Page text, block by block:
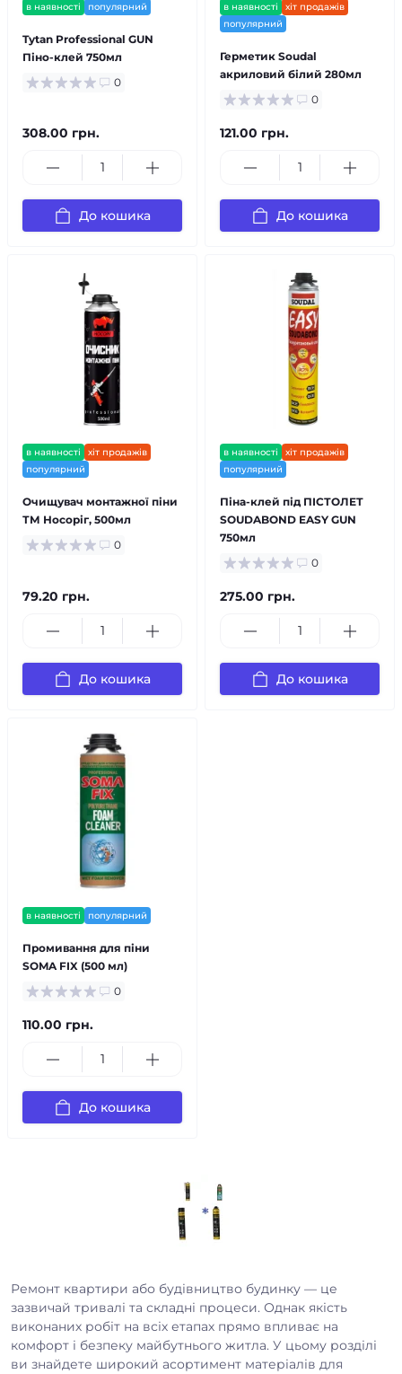
в наявності популярний
Tytan Professional GUN
Піно-клей 750мл
0
308.00 грн.
До кошика
в наявності
хіт продажів
популярний
Герметик Soudal
акриловий білий 280мл
0
121.00 грн.
До кошика
в наявності
хіт продажів
популярний
Очищувач монтажної піни
ТМ Носоріг, 500мл
0
79.20 грн.
До кошика
в наявності
хіт продажів
популярний
Піна-клей під ПІСТОЛЕТ
SOUDABOND EASY GUN
750мл
0
275.00 грн.
До кошика
в наявності популярний
Промивання для піни
SOMA FIX (500 мл)
0
110.00 грн.
До кошика
Ремонт квартири або будівництво будинку — це
зазвичай тривалі та складні процеси. Однак якість
виконаних робіт на всіх етапах прямо впливає на
комфорт і безпеку майбутнього житла. У цьому розділі
ви знайдете широкий асортимент матеріалів для